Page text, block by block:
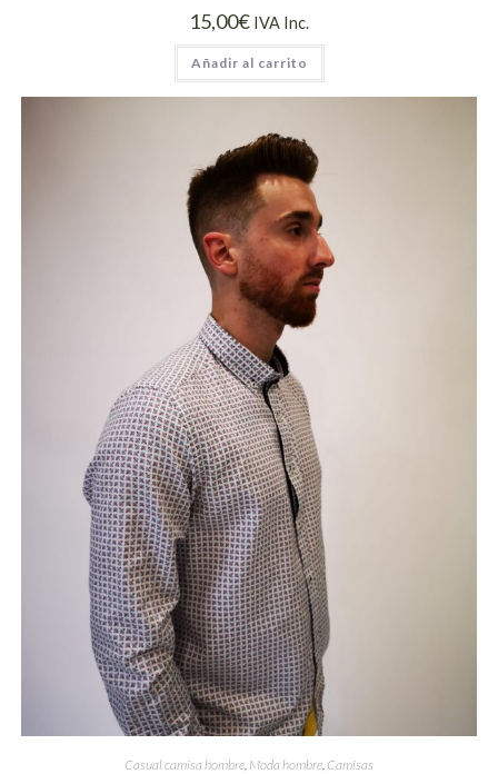
15,00€ IVA Inc.
Añadir al carrito
Casual camisa hombre Moda hombre Camisas